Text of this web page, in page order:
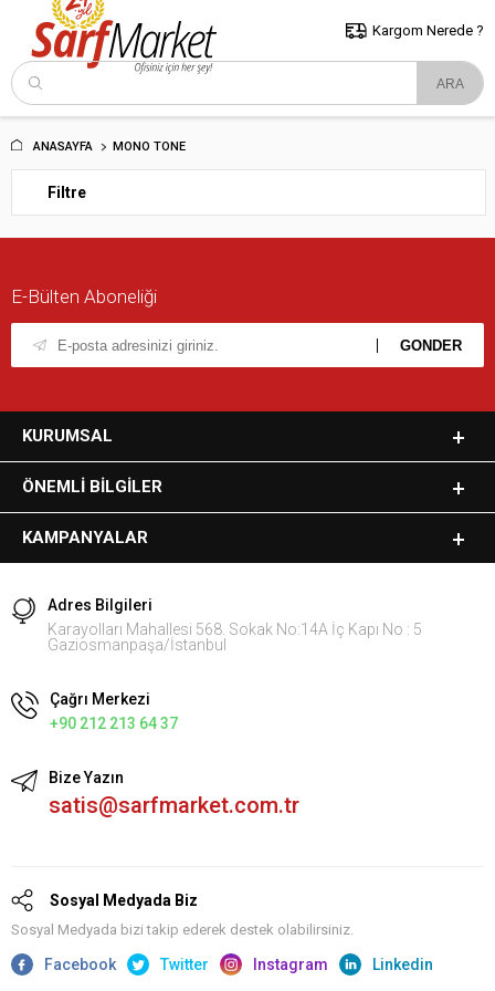
5000 TL ve Üzeri Alışverişlerde İstanbul İçi Kargo Bedava!
ve Trakya İçin Tıklayın..
Kargom Nerede ?
ANASAYFA MONO TONE
Filtre
E-Bülten Aboneliği
KURUMSAL
ÖNEMLI BILGILER
KAMPANYALAR
Adres Bilgileri
Karayolları Mahallesi 568. Sokak No:14A İç Kapı No : 5
Gaziosmanpaşa/İstanbul
Çağrı Merkezi
+90 212 213 64 37
Bize Yazın
satis@sarfmarket.com.tr
Sosyal Medyada Biz
Sosyal Medyada bizi takip ederek destek olabilirsiniz.
Facebook Twitter Instagram Linkedin